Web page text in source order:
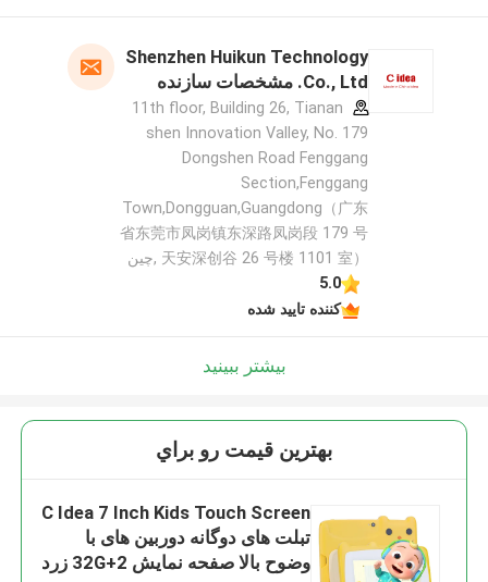
Shenzhen Huikun Technology
Co., Ltd. مشخصات سازنده
11th floor, Building 26, Tianan
shen Innovation Valley, No. 179
Dongshen Road Fenggang
Section,Fenggang
Town,Dongguan,Guangdong（广东
省东莞市凤岗镇东深路凤岗段 179 号
天安深创谷 26 号楼 1101 室） ,چین
5.0
کننده تایید شده
بیشتر ببینید
بهترين قيمت رو براي
C Idea 7 Inch Kids Touch Screen
تبلت های دوگانه دوربین های با
وضوح بالا صفحه نمایش 2+32G زرد